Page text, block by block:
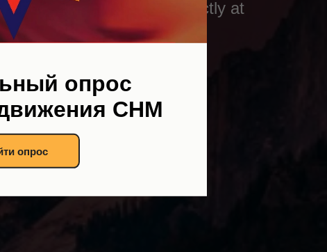
can be brought to life exactly at
you decide to win.
опрос
СНМ
опрос